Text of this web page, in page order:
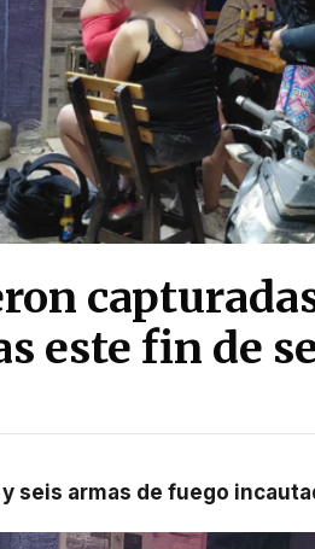
este fin de
seis armas de fuego